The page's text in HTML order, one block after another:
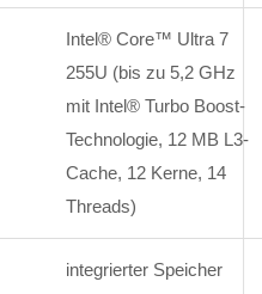
Intel® Core™ Ultra 7
255U (bis zu 5,2 GHz
mit Intel® Turbo Boost-
Technologie, 12 MB L3-
Cache, 12 Kerne, 14
Threads)
integrierter Speicher